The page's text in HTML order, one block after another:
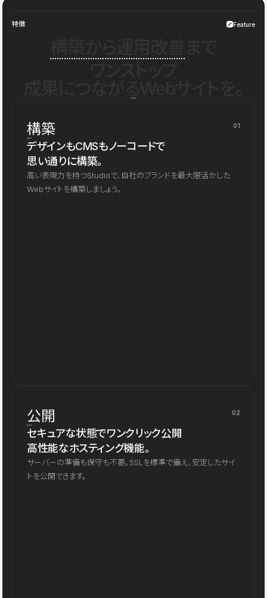
特徴 Feature
構築 01
デザインもCMSもノーコードで
思い通りに構築。
高い表現力を持つStudioで、自社のブランドを最大限活かした
Webサイトを構築しましょう。
公開 02
セキュアな状態でワンクリック公開
高性能なホスティング機能。
サーバーの準備も保守も不要。SSLを標準で備え、安定したサイ
トを公開できます。